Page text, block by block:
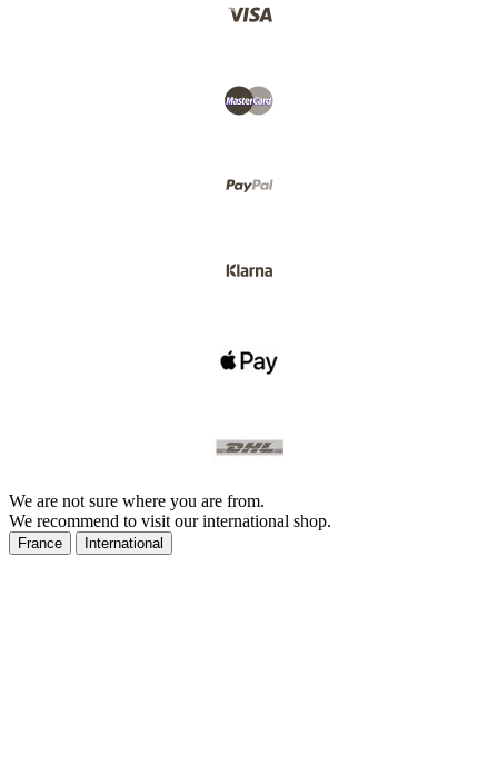
We are not sure where you are from.
We recommend to visit our international shop.
France International